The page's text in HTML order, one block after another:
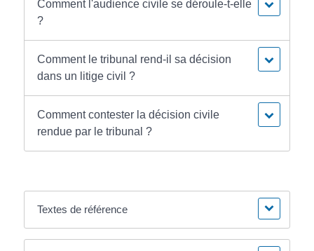
Comment l'audience civile se déroule-t-elle
?
Comment le tribunal rend-il sa décision
dans un litige civil ?
Comment contester la décision civile
rendue par le tribunal ?
Textes de référence